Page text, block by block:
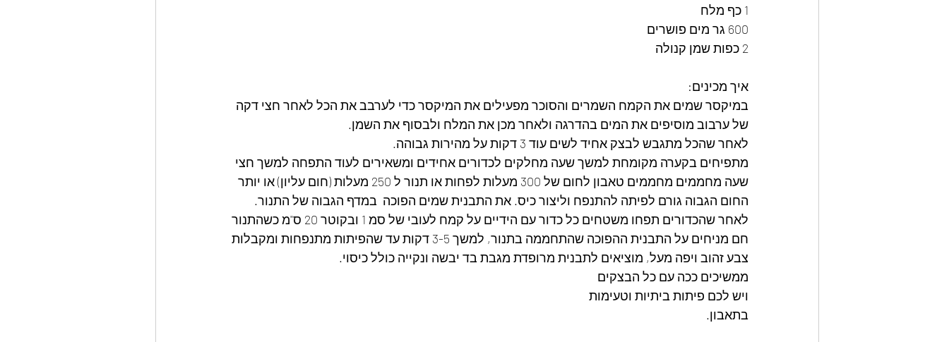
1 כף מלח
600 גר מים פושרים
2 כפות שמן קנולה
איך מכינים:
במיקסר שמים את הקמח השמרים והסוכר מפעילים את המיקסר כדי לערבב את הכל לאחר חצי דקה
של ערבוב מוסיפים את המים בהדרגה ולאחר מכן את המלח ולבסוף את השמן.
לאחר שהכל מתגבש לבצק אחיד לשים עוד 3 דקות על מהירות גבוהה.
מתפיחים בקערה מקומחת למשך שעה מחלקים לכדורים אחידים ומשאירים לעוד התפחה למשך חצי
שעה מחממים מחממים טאבון לחום של 300 מעלות לפחות או תנור ל 250 מעלות (חום עליון) או יותר
החום הגבוה גורם לפיתה להתנפח וליצור כיס. את התבנית שמים הפוכה  במדף הגבוה של התנור.
לאחר שהכדורים תפחו משטחים כל כדור עם הידיים על קמח לעובי של סמ 1 ובקוטר 20 ס"מ כשהתנור
חם מניחים על התבנית ההפוכה שהתחממה בתנור, למשך 3-5 דקות עד שהפיתות מתנפחות ומקבלות
צבע זהוב ויפה מעל, מוציאים לתבנית מרופדת מגבת בד יבשה ונקייה כולל כיסוי.
ממשיכים ככה עם כל הבצקים
ויש לכם פיתות ביתיות וטעימות
בתאבון.